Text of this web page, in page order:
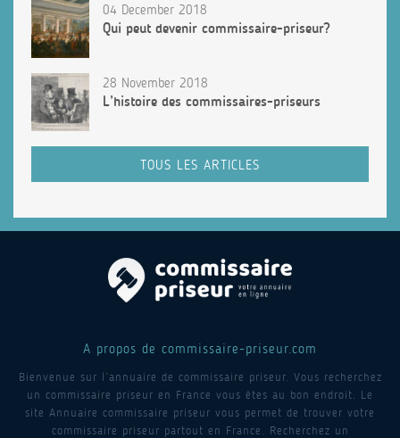
04 December 2018
Qui peut devenir commissaire-priseur?
28 November 2018
L’histoire des commissaires-priseurs
TOUS LES ARTICLES
A propos de commissaire-priseur.com
Bienvenue sur l’annuaire de commissaire priseur. Vous recherchez
un commissaire priseur en France vous êtes au bon endroit. Le
site Annuaire commissaire priseur vous permet de trouver votre
commissaire priseur partout en France. Recherchez un